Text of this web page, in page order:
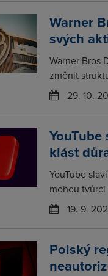
Warner
svých
Warner Bros
změnit
29. 10.
klást
YouTube
mohou tvůrci
19. 9.
Polský